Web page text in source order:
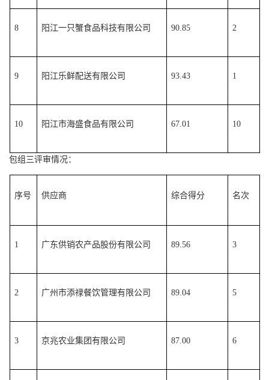
8 阳江一只蟹食品科技有限公司 90.85 2
9 阳江乐鲜配送有限公司 93.43 1
10 阳江市海盛食品有限公司 67.01 10
包组三评审情况：
序号 供应商 综合得分 名次
1 广东供销农产品股份有限公司 89.56 3
2 广州市添禄餐饮管理有限公司 89.04 5
3 京兆农业集团有限公司 87.00 6